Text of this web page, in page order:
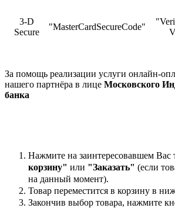
3-D
Secure
"MasterCardSecureCode"
За помощь реализации услуги онлайн-
нашего партнёра в лице Московского
банка
Нажмите на заинтересовавшем Вас
корзину" или "Заказать" (если
на данный момент).
Товар переместится в корзину в
Закончив выбор товара, нажмите